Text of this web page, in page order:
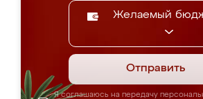
Желаемый
Отправить
Я соглашаюсь на передачу